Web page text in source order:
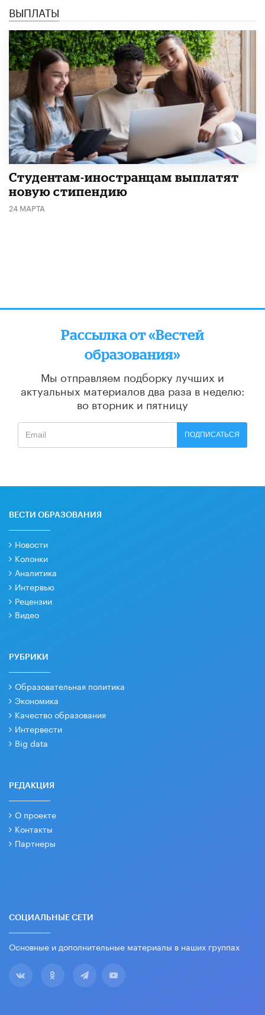
ВЫПЛАТЫ
Студентам-иностранцам выплатят
новую стипендию
24 МАРТА
Рассылка от «Вестей
образования»
Мы отправляем подборку лучших и
актуальных материалов два раза в неделю:
во вторник и пятницу
ПОДПИСАТЬСЯ
ВЕСТИ ОБРАЗОВАНИЯ
Новости
Колонки
Аналитика
Интервью
Рецензии
Видео
РУБРИКИ
Образовательная политика
Экономика
Качество образования
Интервести
Big data
РЕДАКЦИЯ
О проекте
Контакты
Партнеры
СОЦИАЛЬНЫЕ СЕТИ
Основные и дополнительные материалы в наших группах